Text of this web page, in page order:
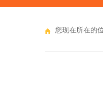
您现在所在的